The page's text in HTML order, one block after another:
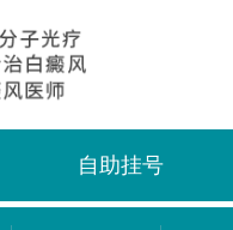
自助挂号